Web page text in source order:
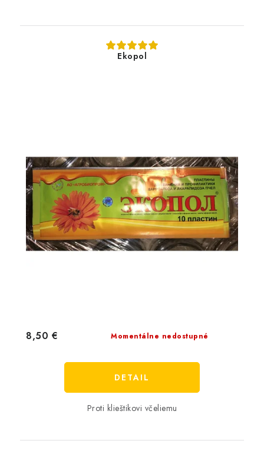
Ekopol
Momentálne nedostupné
8,50 €
DETAIL
Proti klieštikovi včeliemu